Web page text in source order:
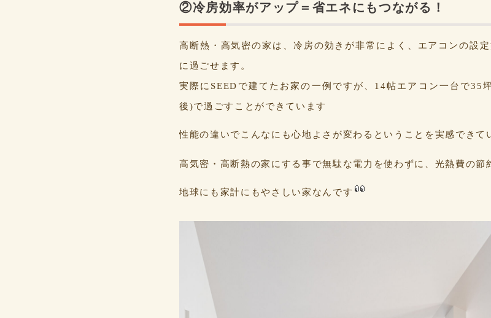
②冷房効率がアップ＝省エネにもつながる！
高断熱・高気密の家は、冷房の効きが非常によく、エアコンの設
に過ごせます。
実際にSEEDで建てたお家の一例ですが、14帖エアコン一台で35
後)で過ごすことができています
性能の違いでこんなにも心地よさが変わるということを実感できて
高気密・高断熱の家にする事で無駄な電力を使わずに、光熱費の
地球にも家計にもやさしい家なんです